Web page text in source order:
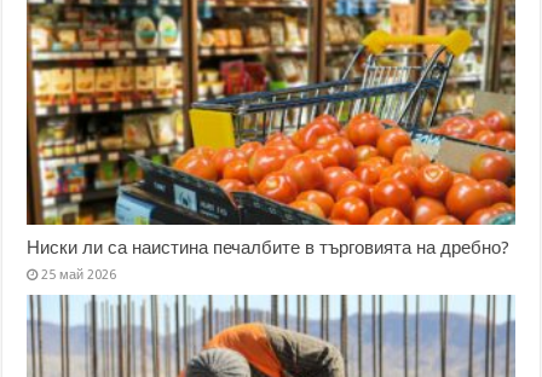
Ниски ли са наистина печалбите в търговията на дребно?
25 май 2026